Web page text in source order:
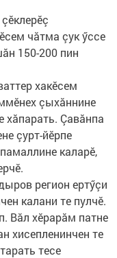
чăтма çук ӳссе
150-200 пин
хакӗсем
çыхăннине
хăпарать. Çавăнпа
çурт-йӗрпе
каларӗ,
регион ертӳçи
калани те пулчӗ.
Вăл хӗрарăм патне
хисепленинчен те
тесе